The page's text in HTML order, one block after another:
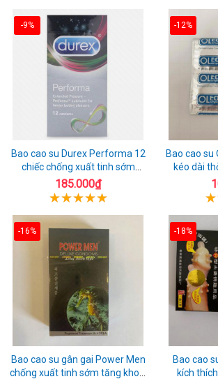
-9%
Bao cao su Durex Performa 12
chiếc chống xuất tinh sớm
chuẩn Thái Lan
185.000₫
-12%
Bao cao su
kéo dài
-16%
Bao cao su gân gai Power Men
chống xuất tinh sớm tăng khoái
-18%
Bao cao
kích